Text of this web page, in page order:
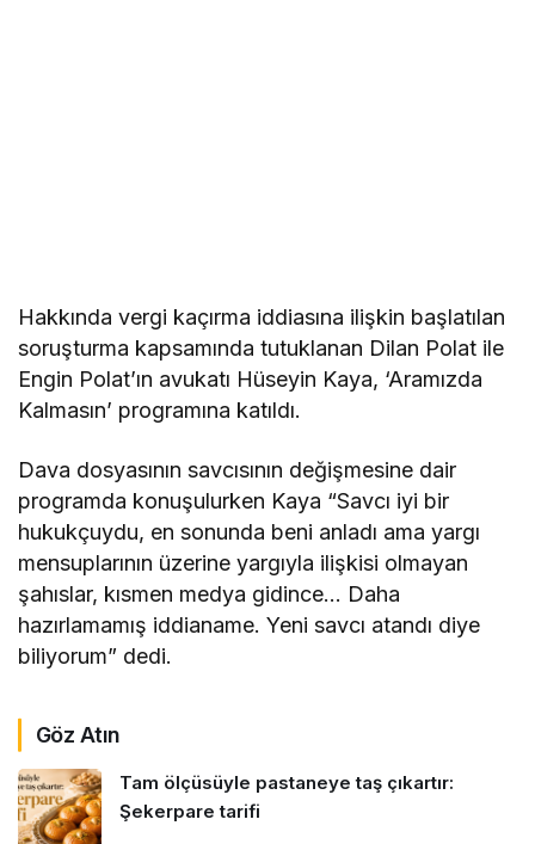
Hakkında vergi kaçırma iddiasına ilişkin başlatılan
soruşturma kapsamında tutuklanan Dilan Polat ile
Engin Polat’ın avukatı Hüseyin Kaya, ‘Aramızda
Kalmasın’ programına katıldı.
Dava dosyasının savcısının değişmesine dair
programda konuşulurken Kaya “Savcı iyi bir
hukukçuydu, en sonunda beni anladı ama yargı
mensuplarının üzerine yargıyla ilişkisi olmayan
şahıslar, kısmen medya gidince… Daha
hazırlamamış iddianame. Yeni savcı atandı diye
biliyorum” dedi.
Göz Atın
Tam ölçüsüyle pastaneye taş çıkartır:
Şekerpare tarifi